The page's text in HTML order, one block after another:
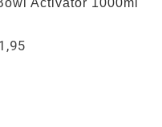
Activator 1000ml